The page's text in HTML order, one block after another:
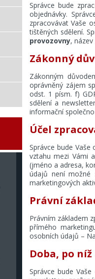
Správce bude
objednávky.
zpracovávat Vaše
tištěných sdělení.
provozovny,
Zákonný
Zákonným
oprávněný zájem
odst. 1 písm. f)
sdělení a
informační
Účel
Správce bude
vztahu mezi Vámi
(jméno a adresa,
údajů není možné
marketingových
Právní
Právním základem
přímého
osobních údajů –
Doba, po
Správce bude